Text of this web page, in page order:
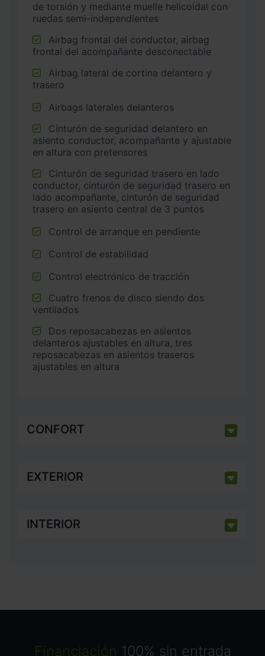
de torsión y mediante muelle helicoidal con
ruedas semi-independientes
frontal del acompañante desconectable
trasero
Airbags laterales delanteros
asiento conductor, acompañante y ajustable
en altura con pretensores
conductor, cinturón de seguridad trasero en
lado acompañante, cinturón de seguridad
trasero en asiento central de 3 puntos
Control de arranque en pendiente
Control de estabilidad
Control electrónico de tracción
ventilados
delanteros ajustables en altura, tres
reposacabezas en asientos traseros
ajustables en altura
CONFORT
EXTERIOR
INTERIOR
Financiación 100% sin entrada